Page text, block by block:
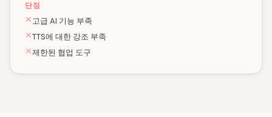
단점
고급 AI 기능 부족
TTS에 대한 강조 부족
제한된 협업 도구